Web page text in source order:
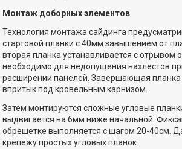
Монтаж доборных элементов
Технология монтажа сайдинга
стартовой планки с 40мм завышением от
вторая планка устанавливается с отрывом
необходимо для недопущения нахлестов
расширении панелей. Завершающая планка
впритык под кровельным карнизом.
Затем монтируются сложные угловые
выдвигается на 6мм ниже начальной.
обрешетке выполняется с шагом 20-40см.
крепежу простых угловых планок.